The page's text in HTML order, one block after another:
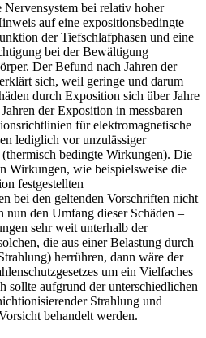
bei relativ hoher
auf eine expositionsbedingte
der Tiefschlafphasen und eine
bei der Bewältigung
Der Befund nach Jahren der
sich, weil geringe und darum
durch Exposition sich über Jahre
der Exposition in messbaren
für elektromagnetische
lediglich vor unzulässiger
bedingte Wirkungen). Die
Wirkungen, wie beispielsweise die
festgestellten
bei den geltenden Vorschriften nicht
nun den Umfang dieser Schäden –
sehr weit unterhalb der
die aus einer Belastung durch
herrühren, dann wäre der
um ein Vielfaches
sollte aufgrund der unterschiedlichen
Strahlung und
behandelt werden.